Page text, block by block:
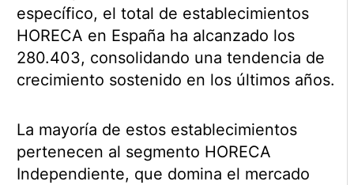
específico, el total de establecimientos
HORECA en España ha alcanzado los
280.403, consolidando una tendencia de
crecimiento sostenido en los últimos años.
La mayoría de estos establecimientos
pertenecen al segmento HORECA
Independiente, que domina el mercado